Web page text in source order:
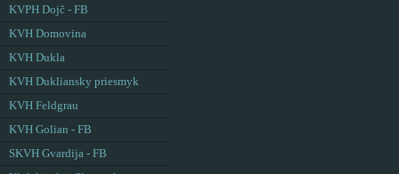
KVPH Dojč - FB
KVH Domovina
KVH Dukla
KVH Dukliansky priesmyk
KVH Feldgrau
KVH Golian - FB
SKVH Gvardija - FB